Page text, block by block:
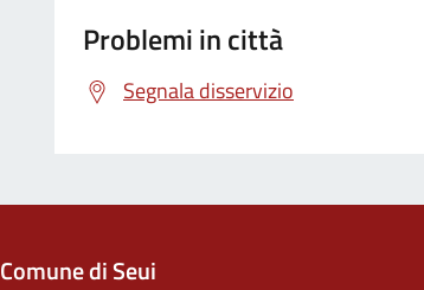
Problemi in città
Segnala disservizio
Comune di Seui